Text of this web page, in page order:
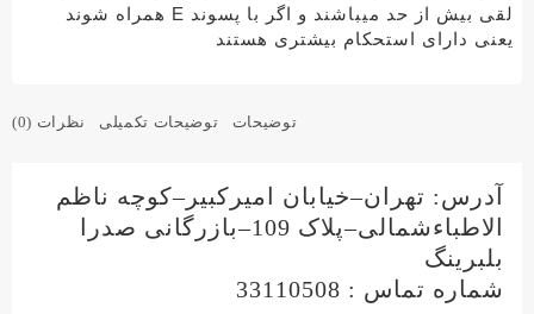
لقی بیش از حد میباشند و اگر با پسوند E همراه شوند
یعنی دارای استحکام بیشتری هستند
توضیحات توضیحات تکمیلی نظرات (0)
آدرس: تهران–خیابان امیرکبیر–کوچه ناظم
الاطباءشمالی–پلاک 109–بازرگانی صدرا
بلبرینگ
شماره تماس : 33110508